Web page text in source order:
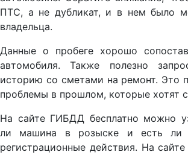
ПТС, а не дубликат, и в нем было
владельца.
Данные о пробеге хорошо
автомобиля. Также полезно
историю со сметами на ремонт. Это
проблемы в прошлом, которые хотят
На сайте ГИБДД бесплатно можно
ли машина в розыске и есть ли
регистрационные действия. На сайте